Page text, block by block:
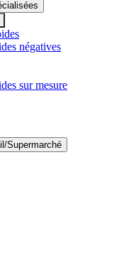
négatives
sur mesure
Supermarché